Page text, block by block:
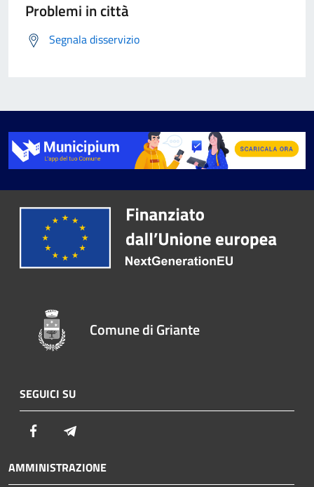
Problemi in città
Segnala disservizio
Comune di Griante
SEGUICI SU
Facebook
AMMINISTRAZIONE